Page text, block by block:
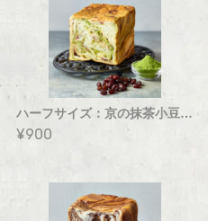
ハーフサイズ：京の抹茶小豆デニッシュ食パン
¥900